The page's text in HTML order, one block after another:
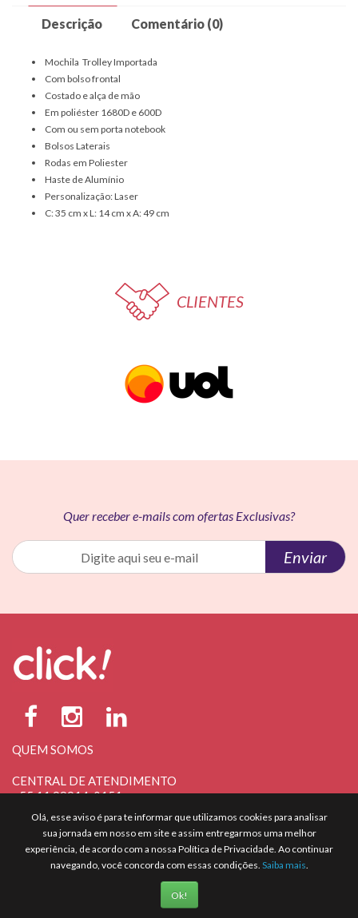
Descrição Comentário (0)
Mochila Trolley Importada
Com bolso frontal
Costado e alça de mão
Em poliéster 1680D e 600D
Com ou sem porta notebook
Bolsos Laterais
Rodas em Poliester
Haste de Alumínio
Personalização: Laser
C: 35 cm x L: 14 cm x A: 49 cm
CLIENTES
Quer receber e-mails com ofertas Exclusivas?
Enviar
QUEM SOMOS
CENTRAL DE ATENDIMENTO
+55 11 98914-0151
atendimento@clickpromocional.com.br
TRABALHE CONOSCO
Click Promocional Brindes LTDA
CNPJ: 20.876.318/0001-48
Olá, esse aviso é para te informar que utilizamos cookies para analisar
sua jornada em nosso em site e assim entregarmos uma melhor
experiência, de acordo com a nossa Política de Privacidade. Ao continuar
navegando, você concorda com essas condições. Saiba mais.
Ok!